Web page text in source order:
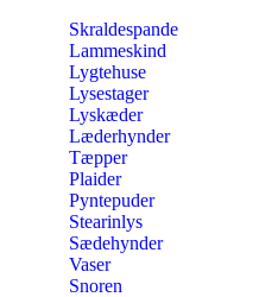
Skraldespande
Lammeskind
Lygtehuse
Lysestager
Lyskæder
Læderhynder
Tæpper
Plaider
Pyntepuder
Stearinlys
Sædehynder
Vaser
Snoren